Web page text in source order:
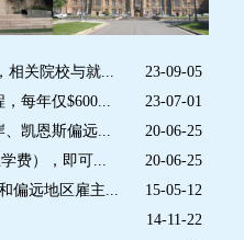
23-09-05
相关院校与就...
23-07-01
每年仅$600...
20-06-25
、凯恩斯偏远...
20-06-25
费），即可...
15-05-12
偏远地区雇主...
14-11-22